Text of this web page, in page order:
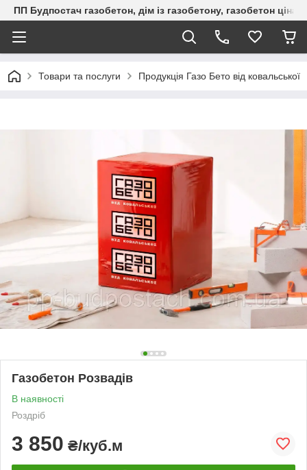
ПП Будпостач газобетон, дім із газобетону, газобетон
Товари та послуги Продукція Газо Бето від ковальської
Газобетон Розвадів
В наявності
Роздріб
3 850 ₴/куб.м